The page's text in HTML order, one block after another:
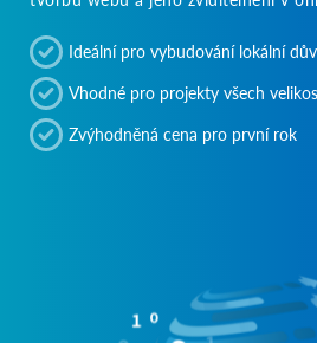
Ideální pro vybudování lokální
Vhodné pro projekty všech
Zvýhodněná cena pro první rok